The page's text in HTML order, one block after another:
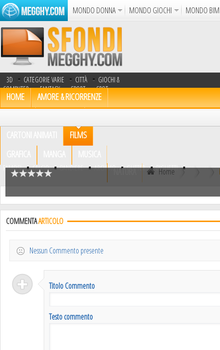
MONDO DONNA MONDO GIOCHI
MONDO
Album
Punto Croce Cucina
Azione Puzzle
Gif
Notizie
3D CATEGORIE VARIE CITTÀ
GIOCHI &
COMPUTER
FANTASY SPORT
SPOT
TV
TRASPORTI UOMINI
FAMOSI CALCIO BANDIERE ARCHIVIO GLITTER BIGLIETTI
HOME
AMORE & RICORRENZE
FILMS
NATURA
Home
COMMENTAARTICOLO
Nessun Commento presente
Titolo Commento
Testo commento